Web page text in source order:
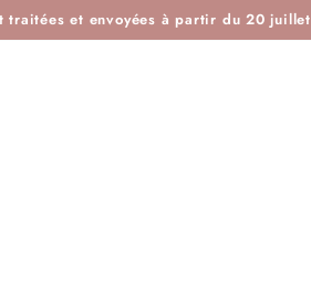
traitées et envoyées à partir du 20 juillet